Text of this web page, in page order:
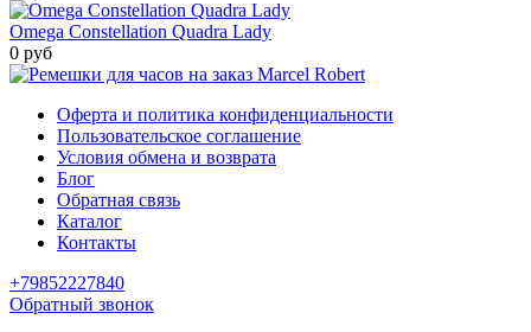
Omega Constellation Quadra Lady
0 руб
Оферта и политика конфиденциальности
Пользовательское соглашение
Условия обмена и возврата
Блог
Обратная связь
Каталог
Контакты
+79852227840
Обратный звонок